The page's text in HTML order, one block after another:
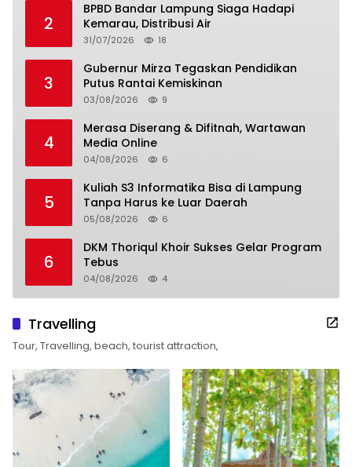
2
BPBD Bandar Lampung Siaga Hadapi
Kemarau, Distribusi Air
31/07/2026 18
3
Gubernur Mirza Tegaskan Pendidikan
Putus Rantai Kemiskinan
03/08/2026 9
4
Merasa Diserang & Difitnah, Wartawan
Media Online
04/08/2026 6
5
Kuliah S3 Informatika Bisa di Lampung
Tanpa Harus ke Luar Daerah
05/08/2026 6
6
DKM Thoriqul Khoir Sukses Gelar Program
Tebus
04/08/2026 4
Travelling
Tour, Travelling, beach, tourist attraction,